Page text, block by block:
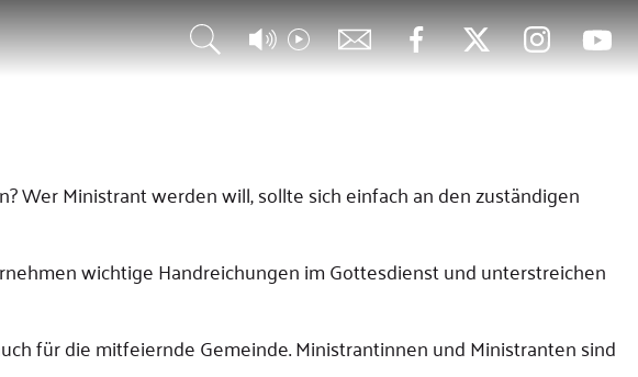
Wer Ministrant werden will, sollte sich einfach an den zuständigen
wichtige Handreichungen im Gottesdienst und unterstreichen
für die mitfeiernde Gemeinde. Ministrantinnen und Ministranten sind